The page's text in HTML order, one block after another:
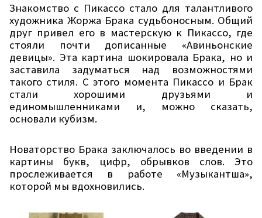
Знакомство с Пикассо стало для талантливого
художника Жоржа Брака судьбоносным. Общий
друг привел его в мастерскую к Пикассо, где
стояли почти дописанные «Авиньонские
девицы». Эта картина шокировала Брака, но и
заставила задуматься над возможностями
такого стиля. С этого момента Пикассо и Брак
стали хорошими друзьями и
единомышленниками и, можно сказать,
основали кубизм.
Новаторство Брака заключалось во введении в
картины букв, цифр, обрывков слов. Это
прослеживается в работе «Музыкантша»,
которой мы вдохновились.